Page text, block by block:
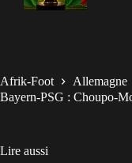
Afrik-Foot
Allemagne
Bayern-PSG : Choupo-
Lire aussi